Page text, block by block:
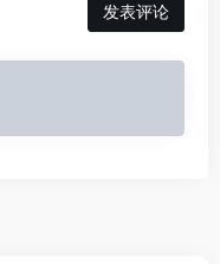
发表评论